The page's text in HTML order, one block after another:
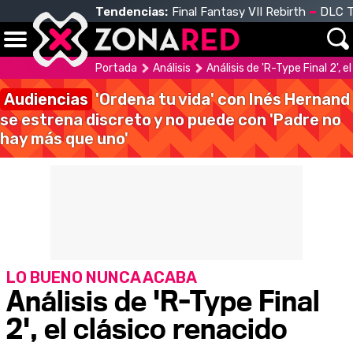
Tendencias: Final Fantasy VII Rebirth DLC
Portada Análisis Análisis de 'R-Type Final 2',
Audiencias 'Ordena tu vida' con Inés Hernand
se estrena discreto y no puede con 'Padre no
hay más que uno'
Análisis de 'R-Type Final
2', el clásico renacido
LO BUENO NUNCA ACABA